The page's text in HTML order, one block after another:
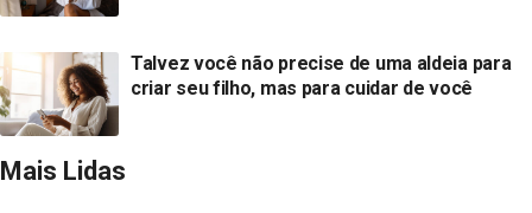
Talvez você não precise de uma aldeia para
criar seu filho, mas para cuidar de você
Mais Lidas